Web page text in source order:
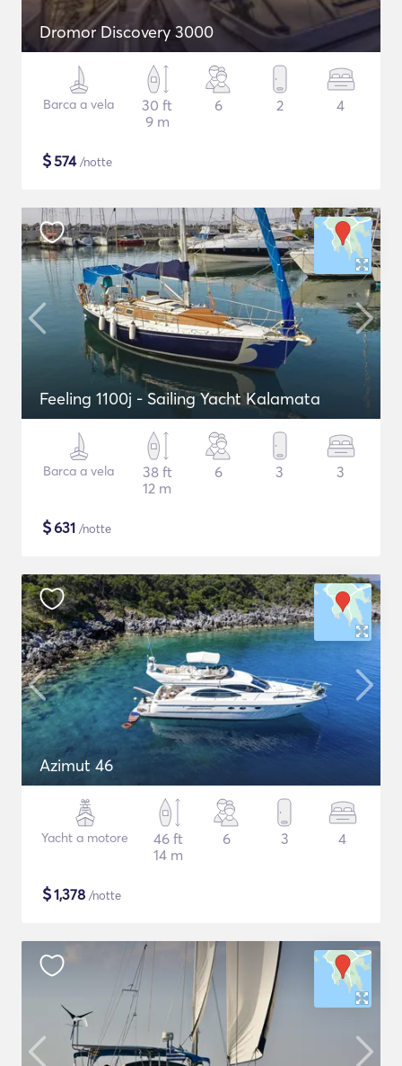
Dromor Discovery 3000
Barca a vela
30 ft
9 m
6 2 4
$574/notte
Feeling 1100j - Sailing Yacht Kalamata
Barca a vela
38 ft
12 m
6 3 3
$631 /notte
Azimut 46
Yacht a motore
46 ft
14 m
6 3 4
$1,378 /notte